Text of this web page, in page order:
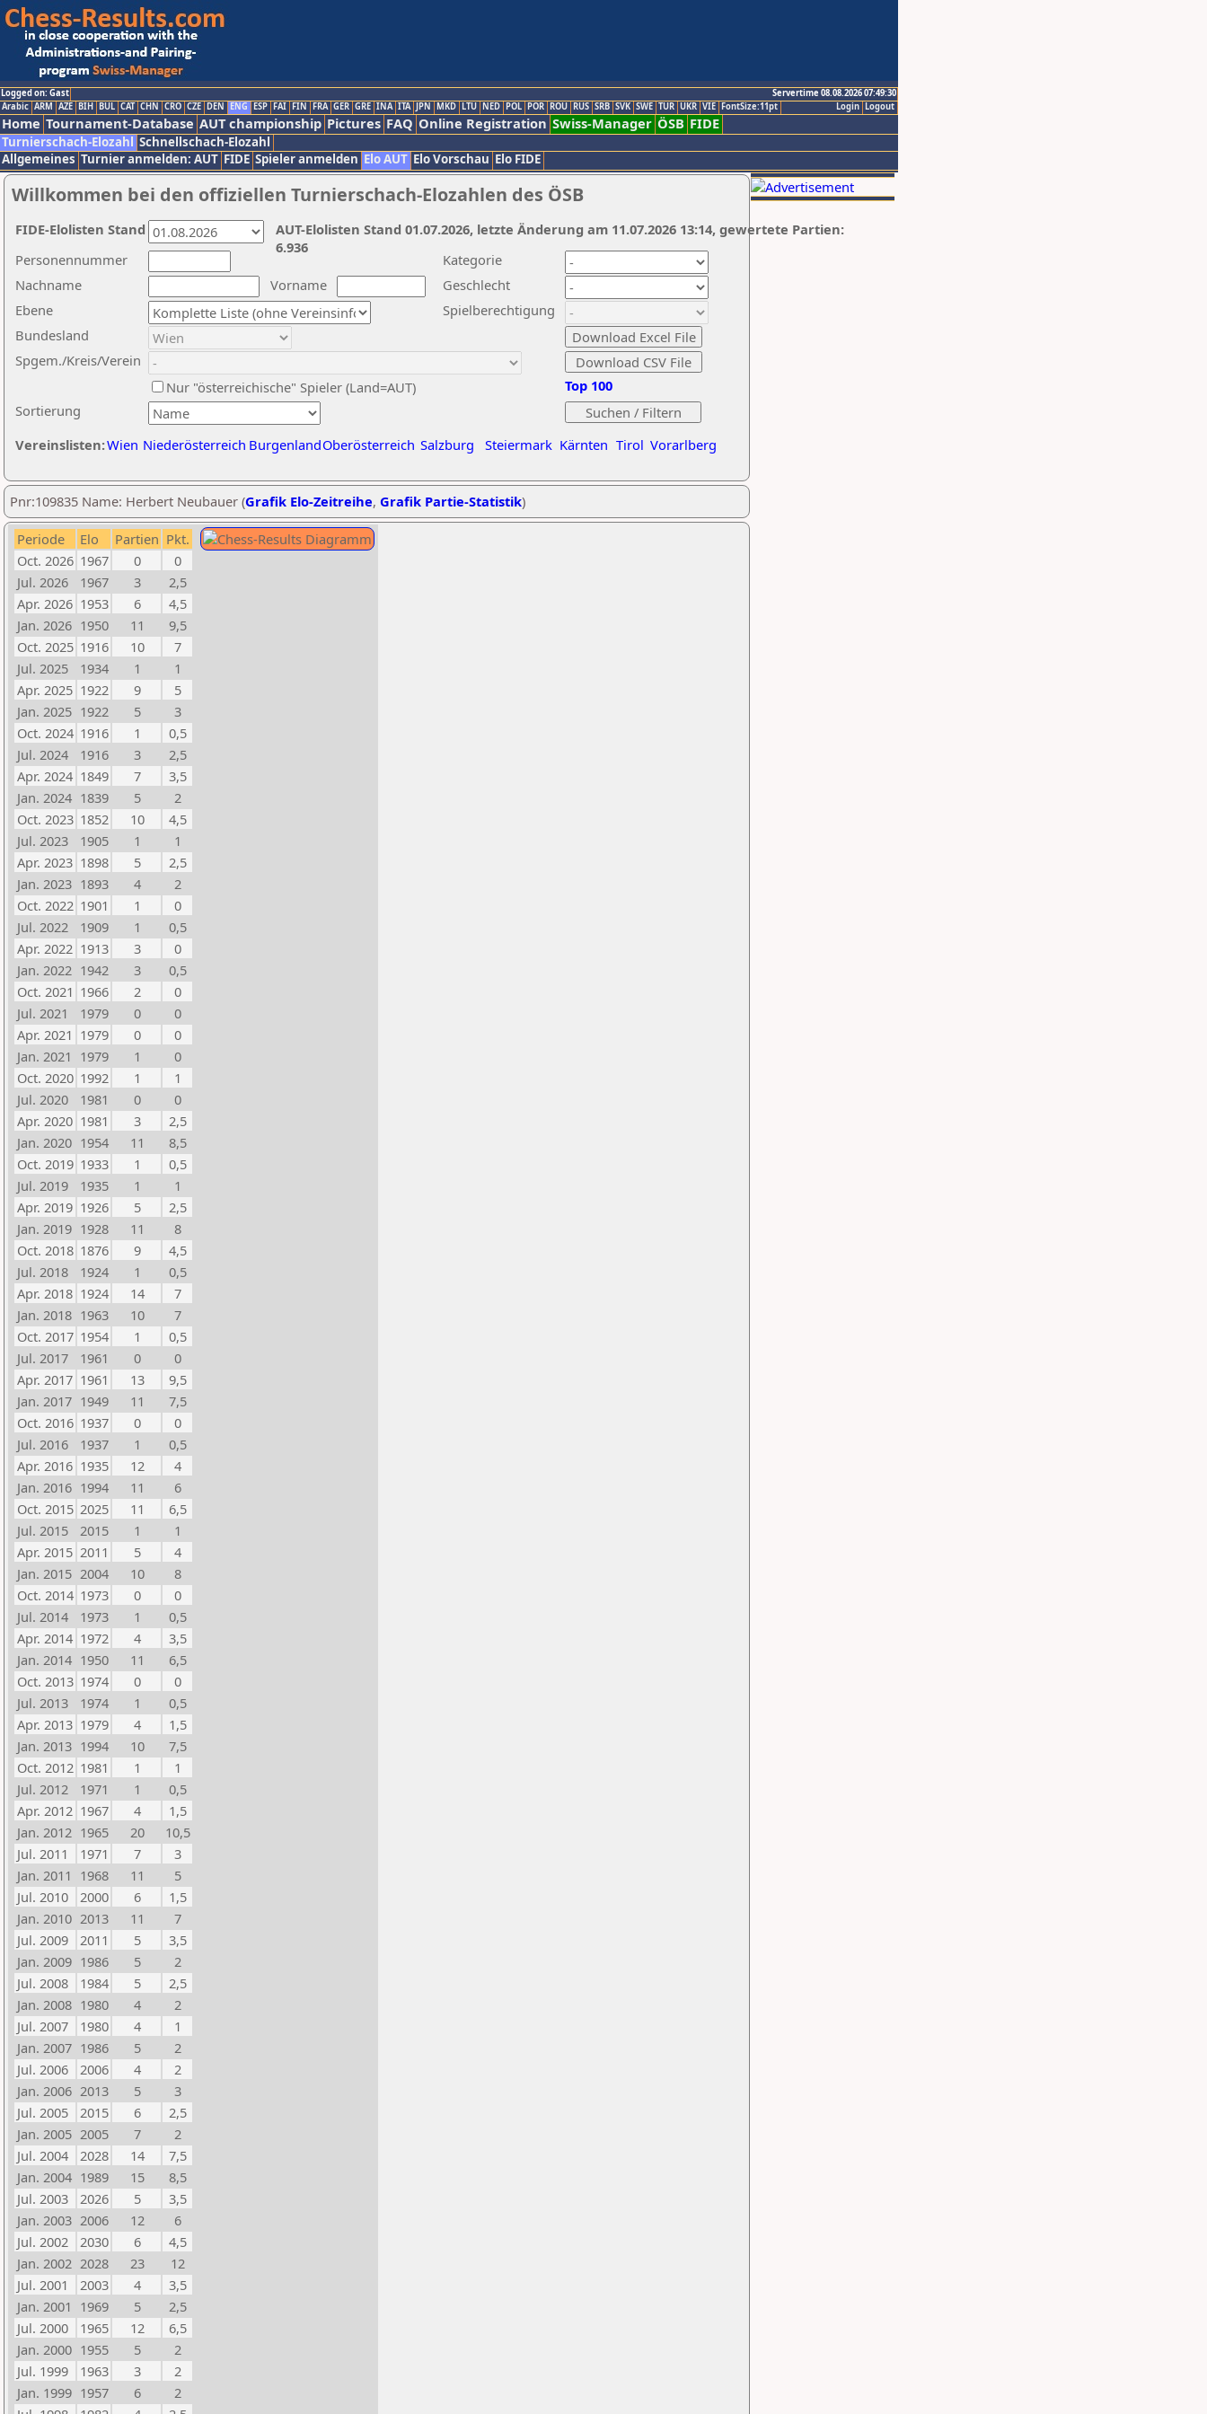
Logged on: Gast
Servertime 08.08.2026 07:49:30
Logout
Login
Arabic ARM AZE BIH BUL CAT CHN CRO CZE DEN ENG ESP FAI FIN FRA GER GRE INA ITA JPN MKD LTU NED POL POR ROU RUS SRB SVK SWE TUR UKR VIE FontSize:11pt
Home Tournament-Database AUT championship Pictures FAQ Online Registration Swiss-Manager ÖSB FIDE
Turnierschach-Elozahl Schnellschach-Elozahl
Allgemeines Turnier anmelden: AUT FIDE Spieler anmelden Elo AUT Elo Vorschau Elo FIDE
Willkommen bei den offiziellen Turnierschach-Elozahlen des ÖSB
Nachname
Vorname
Ebene
Kategorie
Sortierung
Personennummer
Bundesland
Spgem./Kreis/Verein
Geschlecht
Nur "österreichische" Spieler (Land=AUT)
Spielberechtigung
Vereinslisten:Wien Niederösterreich BurgenlandOberösterreich Salzburg Steiermark Kärnten Tirol Vorarlberg
Top 100
AUT-Elolisten Stand 01.07.2026, letzte Änderung am 11.07.2026 13:14, gewertete Partien:
6.936
FIDE-Elolisten Stand
Pnr:109835 Name: Herbert Neubauer (Grafik Elo-Zeitreihe, Grafik Partie-Statistik)
Periode Elo Partien Pkt.
Oct. 2026 1967 0
0
Jul. 2026
1967 3
2,5
Apr. 2026 1953 6
4,5
Jan. 2026 1950 11
9,5
Oct. 2025 1916 10
7
Jul. 2025
1934 1
1
Apr. 2025 1922 9
5
Jan. 2025 1922 5
3
Oct. 2024 1916 1
0,5
Jul. 2024
1916 3
2,5
Apr. 2024 1849 7
3,5
Jan. 2024 1839 5
2
Oct. 2023 1852 10
4,5
Jul. 2023
1905 1
1
Apr. 2023 1898 5
2,5
Jan. 2023 1893 4
2
Oct. 2022 1901 1
0
Jul. 2022
1909 1
0,5
Apr. 2022 1913 3
0
Jan. 2022 1942 3
0,5
Oct. 2021 1966 2
0
Jul. 2021
1979 0
0
Apr. 2021 1979 0
0
Jan. 2021 1979 1
0
Oct. 2020 1992 1
1
Jul. 2020
1981 0
0
Apr. 2020 1981 3
2,5
Jan. 2020 1954 11
8,5
Oct. 2019 1933 1
0,5
Jul. 2019
1935 1
1
Apr. 2019 1926 5
2,5
Jan. 2019 1928 11
8
Oct. 2018 1876 9
4,5
Jul. 2018
1924 1
0,5
Apr. 2018 1924 14
7
Jan. 2018 1963 10
7
Oct. 2017 1954 1
0,5
Jul. 2017
1961 0
0
Apr. 2017 1961 13
9,5
Jan. 2017 1949 11
7,5
Oct. 2016 1937 0
0
Jul. 2016
1937 1
0,5
Apr. 2016 1935 12
4
Jan. 2016 1994 11
6
Oct. 2015 2025 11
6,5
Jul. 2015
2015 1
1
Apr. 2015 2011 5
4
Jan. 2015 2004 10
8
Oct. 2014 1973 0
0
Jul. 2014
1973 1
0,5
Apr. 2014 1972 4
3,5
Jan. 2014 1950 11
6,5
Oct. 2013 1974 0
0
Jul. 2013
1974 1
0,5
Apr. 2013 1979 4
1,5
Jan. 2013 1994 10
7,5
Oct. 2012 1981 1
1
Jul. 2012
1971 1
0,5
Apr. 2012 1967 4
1,5
Jan. 2012 1965 20
10,5
Jul. 2011
1971 7
3
Jan. 2011 1968 11
5
Jul. 2010
2000 6
1,5
Jan. 2010 2013 11
7
Jul. 2009
2011 5
3,5
Jan. 2009 1986 5
2
Jul. 2008
1984 5
2,5
Jan. 2008 1980 4
2
Jul. 2007
1980 4
1
Jan. 2007 1986 5
2
Jul. 2006
2006 4
2
Jan. 2006 2013 5
3
Jul. 2005
2015 6
2,5
Jan. 2005 2005 7
2
Jul. 2004
2028 14
7,5
Jan. 2004 1989 15
8,5
Jul. 2003
2026 5
3,5
Jan. 2003 2006 12
6
Jul. 2002
2030 6
4,5
Jan. 2002 2028 23
12
Jul. 2001
2003 4
3,5
Jan. 2001 1969 5
2,5
Jul. 2000
1965 12
6,5
Jan. 2000 1955 5
2
Jul. 1999
1963 3
2
Jan. 1999 1957 6
2